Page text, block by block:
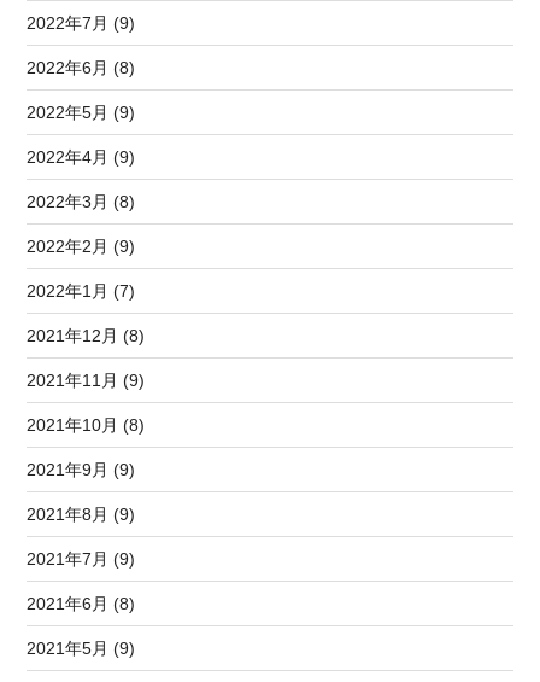
2022年7月 (9)
2022年6月 (8)
2022年5月 (9)
2022年4月 (9)
2022年3月 (8)
2022年2月 (9)
2022年1月 (7)
2021年12月 (8)
2021年11月 (9)
2021年10月 (8)
2021年9月 (9)
2021年8月 (9)
2021年7月 (9)
2021年6月 (8)
2021年5月 (9)